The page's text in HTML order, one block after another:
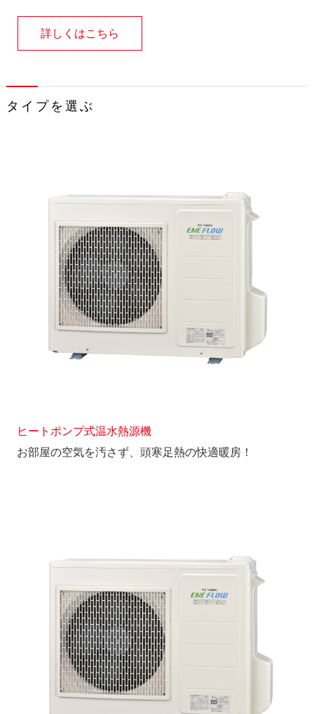
詳しくはこちら
タイプを選ぶ
ヒートポンプ式温水熱源機
お部屋の空気を汚さず、頭寒足熱の快適暖房！